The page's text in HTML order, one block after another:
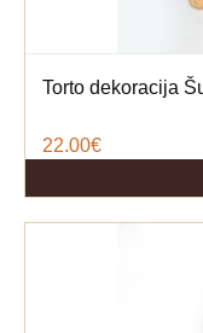
Torto dekoracija
22.00€